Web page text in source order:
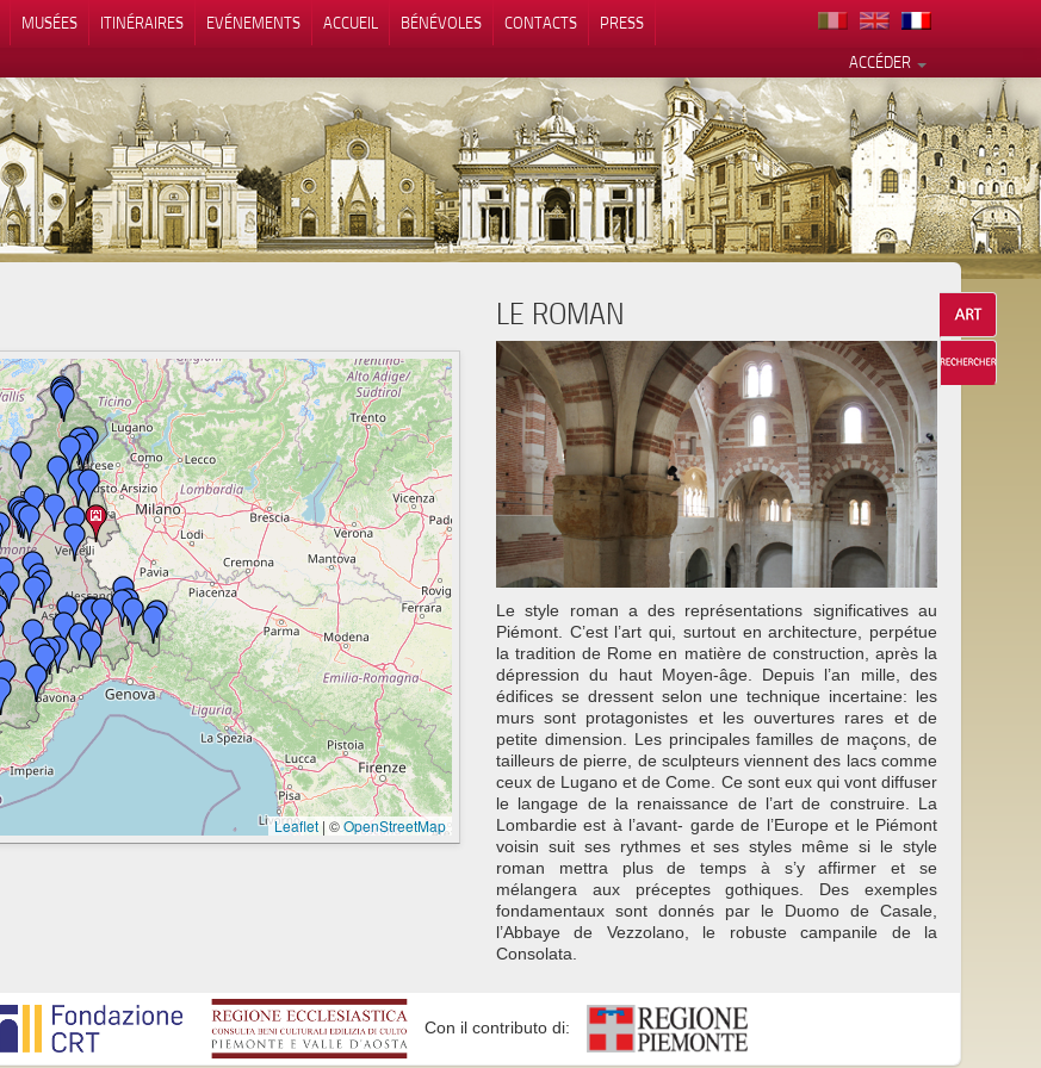
MUSÉES ITINÉRAIRES EVÉNEMENTS ACCUEIL BÉNÉVOLES CONTACTS
PRESS
ACCÉDER
Leaflet | ©OpenStreetMap
LE ROMAN
Le style roman a des représentations significatives au
Piémont. C’est l’art qui, surtout en architecture, perpétue
la tradition de Rome en matière de construction, après la
dépression du haut Moyen-âge. Depuis l’an mille, des
édifices se dressent selon une technique incertaine: les
murs sont protagonistes et les ouvertures rares et de
petite dimension. Les principales familles de maçons, de
tailleurs de pierre, de sculpteurs viennent des lacs comme
ceux de Lugano et de Come. Ce sont eux qui vont diffuser
le langage de la renaissance de l’art de construire. La
Lombardie est à l’avant- garde de l’Europe et le Piémont
voisin suit ses rythmes et ses styles même si le style
roman mettra plus de temps à s’y affirmer et se
mélangera aux préceptes gothiques. Des exemples
fondamentaux sont donnés par le Duomo de Casale,
l’Abbaye de Vezzolano, le robuste campanile de la
Consolata.
Con il contributo di:
Vos choix en matière de confidentialité